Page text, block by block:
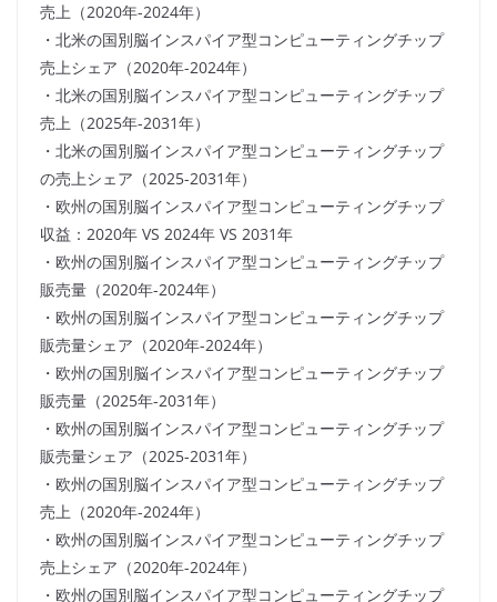
売上（2020年-2024年）
・北米の国別脳インスパイア型コンピューティングチップ
売上シェア（2020年-2024年）
・北米の国別脳インスパイア型コンピューティングチップ
売上（2025年-2031年）
・北米の国別脳インスパイア型コンピューティングチップ
の売上シェア（2025-2031年）
・欧州の国別脳インスパイア型コンピューティングチップ
収益：2020年 VS 2024年 VS 2031年
・欧州の国別脳インスパイア型コンピューティングチップ
販売量（2020年-2024年）
・欧州の国別脳インスパイア型コンピューティングチップ
販売量シェア（2020年-2024年）
・欧州の国別脳インスパイア型コンピューティングチップ
販売量（2025年-2031年）
・欧州の国別脳インスパイア型コンピューティングチップ
販売量シェア（2025-2031年）
・欧州の国別脳インスパイア型コンピューティングチップ
売上（2020年-2024年）
・欧州の国別脳インスパイア型コンピューティングチップ
売上シェア（2020年-2024年）
・欧州の国別脳インスパイア型コンピューティングチップ